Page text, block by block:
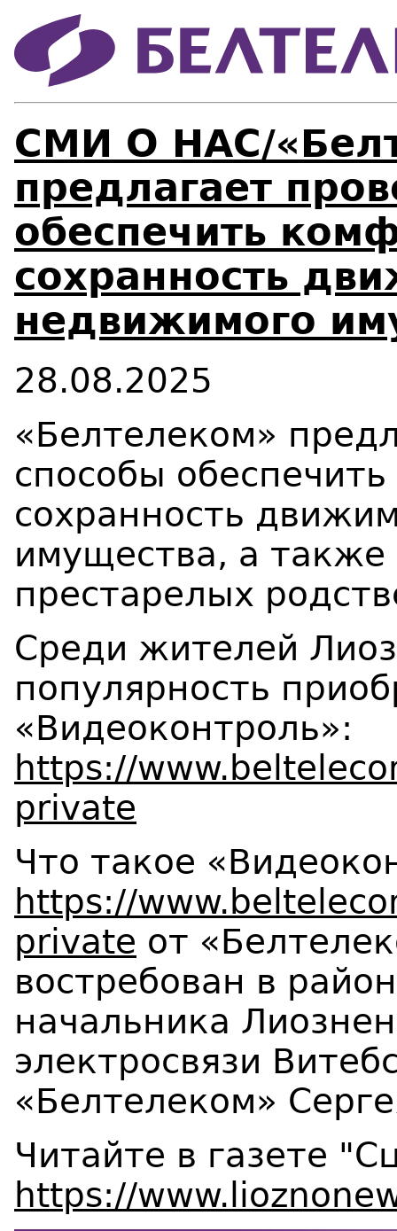
СМИ О НАС/
предлагает
обеспечить
сохранность
недвижимого
28.08.2025
«Белтелеком»
способы
сохранность
имущества, а также
престарелых
Среди жителей
популярность
«Видеоконтроль»:
https://
private
Что такое
https://
private от
востребован в
начальника
электросвязи
«Белтелеком»
Читайте в газете
https://